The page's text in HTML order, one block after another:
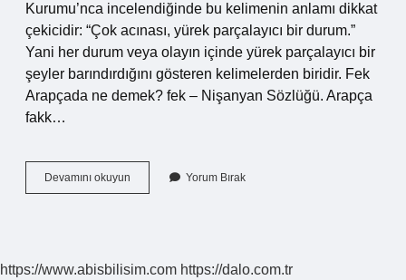
Kurumu’nca incelendiğinde bu kelimenin anlamı dikkat
çekicidir: “Çok acınası, yürek parçalayıcı bir durum.”
Yani her durum veya olayın içinde yürek parçalayıcı bir
şeyler barındırdığını gösteren kelimelerden biridir. Fek
Arapçada ne demek? fek – Nişanyan Sözlüğü. Arapça
fakk…
Devamını okuyun
Feci
Yorum Bırak
https://www.abisbilisim.com https://dalo.com.tr